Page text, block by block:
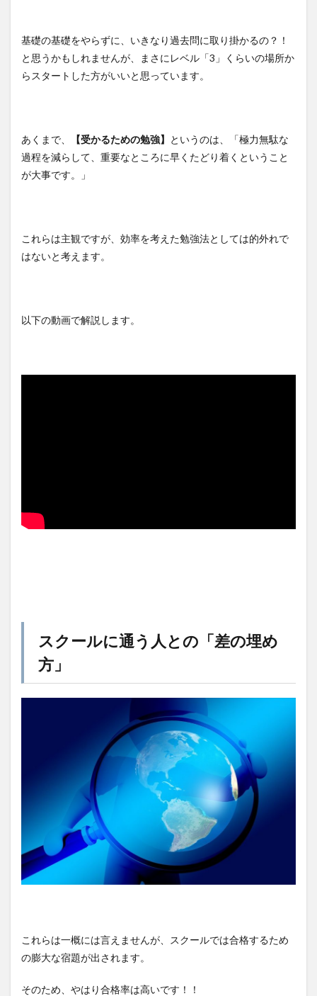
基礎の基礎をやらずに、いきなり過去問に取り掛かるの？！
と思うかもしれませんが、まさにレベル「3」くらいの場所か
らスタートした方がいいと思っています。
あくまで、 【受かるための勉強】
というのは、「極力無駄な
過程を減らして、重要なところに早くたどり着くということ
が大事です。」
これらは主観ですが、効率を考えた勉強法としては的外れで
はないと考えます。
以下の動画で解説します。
スクールに通う人との「差の埋め
方」
これらは一概には言えませんが、スクールでは合格するため
の膨大な宿題が出されます。
そのため、やはり合格率は高いです！！